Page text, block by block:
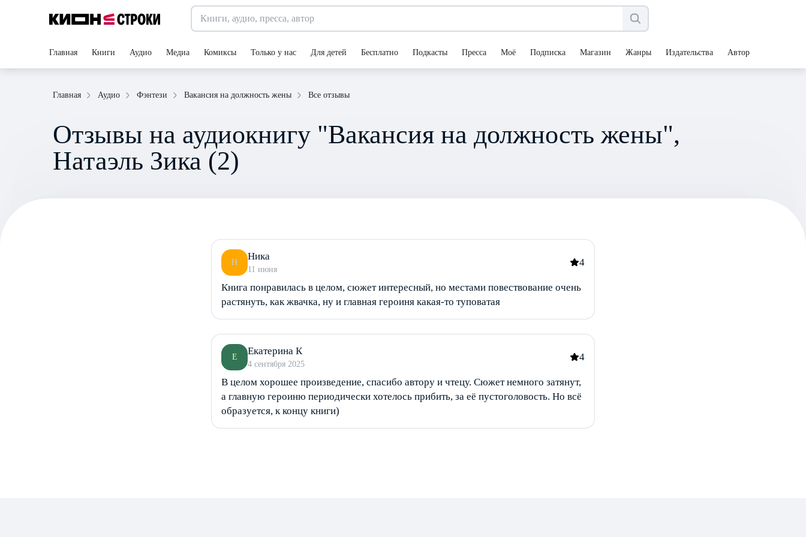
Главная Книги Аудио Медиа Комиксы Только у нас Для детей Бесплатно Подкасты Пресса Моё Подписка Магазин Жанры Издательства Авторы
Главная Аудио Фэнтези Вакансия на должность жены Все отзывы
Отзывы на аудиокнигу "Вакансия на должность жены",
Натаэль Зика (2)
Н
Ника
11 июня
4
Книга понравилась в целом, сюжет интересный, но местами повествование очень
растянуть, как жвачка, ну и главная героиня какая-то туповатая
Е
Екатерина К
4 сентября 2025
4
В целом хорошее произведение, спасибо автору и чтецу. Сюжет немного затянут,
а главную героиню периодически хотелось прибить, за её пустоголовость. Но всё
образуется, к концу книги)